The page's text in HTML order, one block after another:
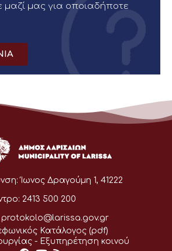
μαζί μας για οποιαδήποτε
Ίωνος Δραγούμη 1, 41222
2413 500 200
protokolo@larissa.gov.gr
Κατάλογος (pdf)
- Eξυπηρέτηση κοινού